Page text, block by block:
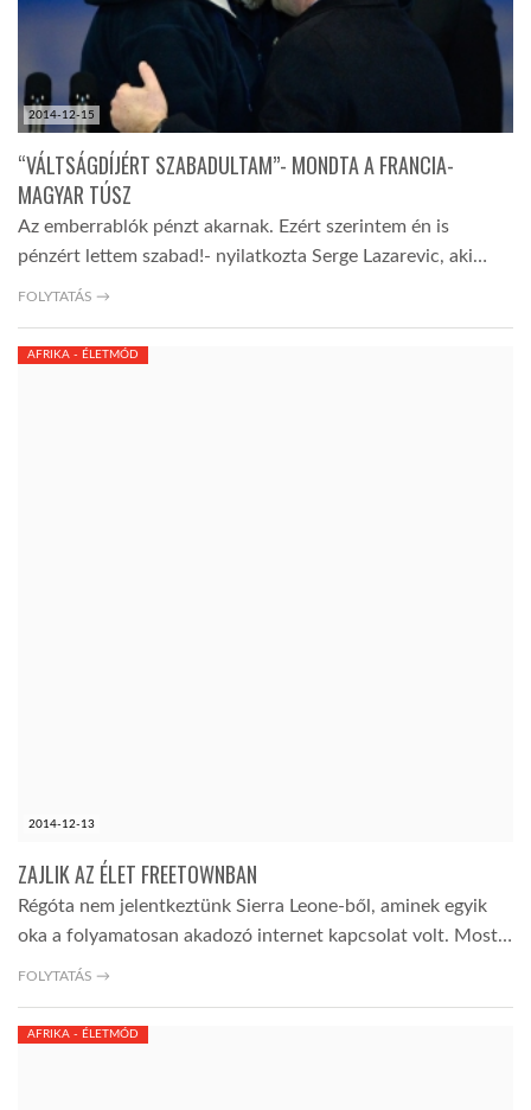
2014-12-15
“VÁLTSÁGDÍJÉRT SZABADULTAM”- MONDTA A FRANCIA-
MAGYAR TÚSZ
Az emberrablók pénzt akarnak. Ezért szerintem én is
pénzért lettem szabad!- nyilatkozta Serge Lazarevic, aki…
FOLYTATÁS →
2014-12-13
AFRIKA - ÉLETMÓD
ZAJLIK AZ ÉLET FREETOWNBAN
Régóta nem jelentkeztünk Sierra Leone-ből, aminek egyik
oka a folyamatosan akadozó internet kapcsolat volt. Most…
FOLYTATÁS →
AFRIKA - ÉLETMÓD